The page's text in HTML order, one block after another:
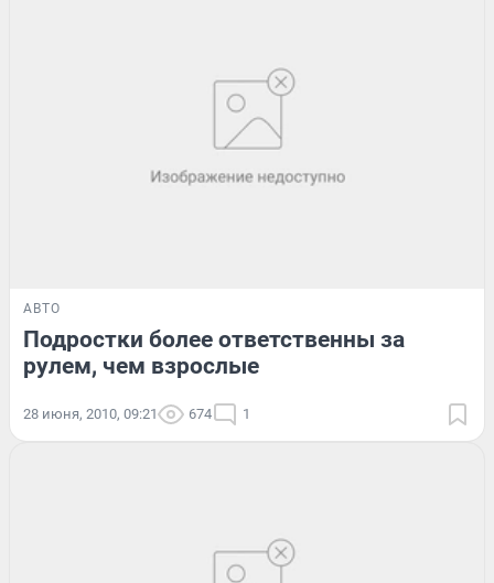
АВТО
Подростки более ответственны за
рулем, чем взрослые
28 июня, 2010, 09:21 674 1